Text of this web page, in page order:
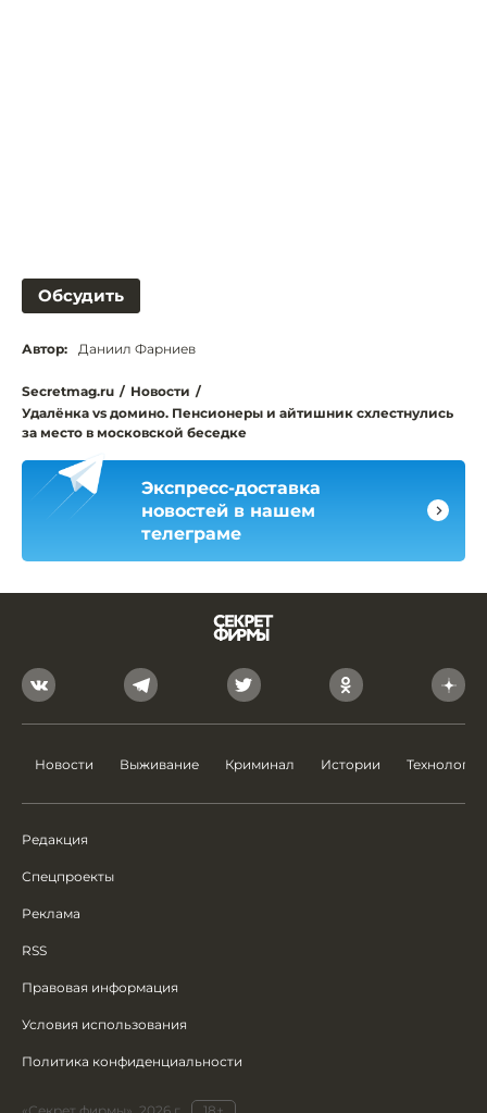
Обсудить
Автор: Даниил Фарниев
Secretmag.ru / Новости /
Удалёнка vs домино. Пенсионеры и айтишник схлестнулись
за место в московской беседке
Экспресс-доставка
новостей в нашем
телеграме
Новости Выживание Криминал Истории Технологии
Редакция
Спецпроекты
Реклама
RSS
Правовая информация
Условия использования
Политика конфиденциальности